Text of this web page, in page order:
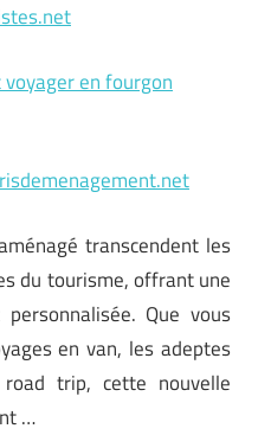
en fourgon
transcendent les
du tourisme, offrant une
Que vous
en van, les adeptes
trip, cette nouvelle
…